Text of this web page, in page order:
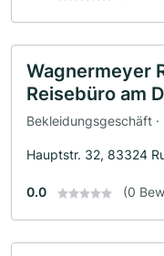
Wagnermeyer
Reisebüro am
Bekleidungsgeschäft ·
Hauptstr. 32, 83324
0.0 (0